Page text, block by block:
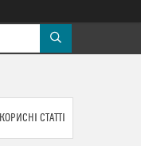
КОРИСНІ СТАТТІ